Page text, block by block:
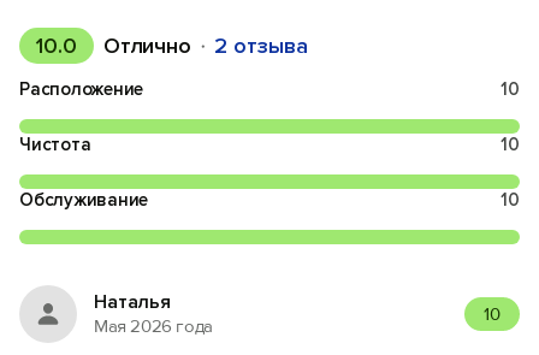
10.0 Отлично 2 отзыва
Расположение 10
Чистота 10
Обслуживание 10
Наталья
Мая 2026 года
10